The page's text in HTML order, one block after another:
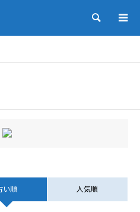
検索
い順 人気順